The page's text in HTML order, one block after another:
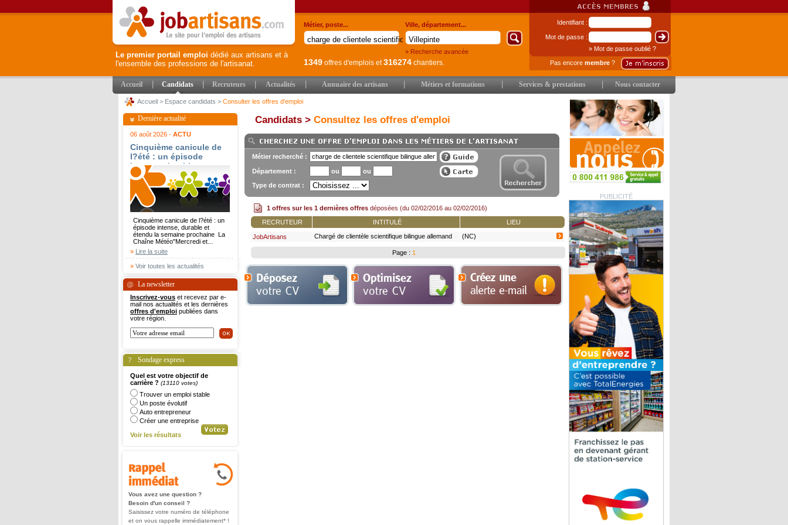
Le premier portail emploi dédié aux artisans et à
l'ensemble des professions de l'artisanat.
Identifiant :
Mot de passe :
» Mot de passe oublié ?
Pas encore membre ?
Métier, poste... Ville, département...
» Recherche avancée
1349 offres d'emplois et316274 chantiers.
Accueil Candidats Recruteurs Actualités Annuaire des artisans Métiers et formations Services & prestations Nous contacter
Accueil > Espace candidats > Consulter les offres d'emploi
PUBLICITÉ
Dernière actualité
06 août 2026 - ACTU
Cinquième canicule de
l?été : un épisode
intense, durable et
étendu la semaine
prochaine - La Chaîne
Météo
Cinquième canicule de l?été : un
épisode intense, durable et
étendu la semaine prochaine La
Chaîne Météo"Mercredi et...
» Lire la suite
» Voir toutes les actualités
La newsletter
Inscrivez-vous et recevez par e-
mail nos actualités et les dernières
offres d'emploi publiées dans
votre région.
Sondage express
Quel est votre objectif de
carrière ? (13110 votes)
Trouver un emploi stable
Un poste évolutif
Auto entrepreneur
Créer une entreprise
Voir les résultats
Vous avez une question ?
Besoin d'un conseil ?
Saisissez votre numéro de téléphone
et on vous rappelle immédiatement* !
Candidats > Consultez les offres d'emploi
Métier recherché :
Département : ou
ou
Type de contrat :
1 offres sur les 1 dernières offres déposées (du 02/02/2016 au 02/02/2016)
RECRUTEUR
INTITULÉ LIEU
JobArtisans
Chargé de clientèle scientifique bilingue allemand
(NC)
Page : 1